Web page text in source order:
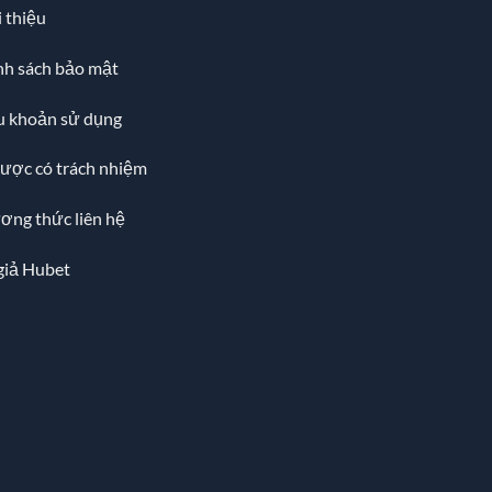
thiệu
sách bảo mật
khoản sử dụng
có trách nhiệm
thức liên hệ
Hubet